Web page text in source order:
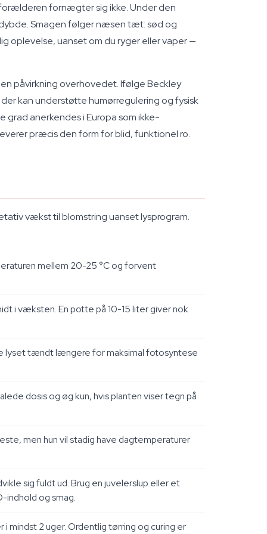
fornægter sig ikke. Under den
Smagen følger næsen tæt: sød og
oplevelse, uanset om du ryger eller vaper —
påvirkning overhovedet. Ifølge Beckley
kan understøtte humørregulering og fysisk
grad anerkendes i Europa som ikke-
præcis den form for blid, funktionel ro.
vækst til blomstring uanset lysprogram.
mellem 20-25 °C og forvent
i væksten. En potte på 10-15 liter giver nok
lyset tændt længere for maksimal fotosyntese
dosis og øg kun, hvis planten viser tegn på
men hun vil stadig have dagtemperaturer
sig fuldt ud. Brug en juvelerslup eller et
indhold og smag.
mindst 2 uger. Ordentlig tørring og curing er